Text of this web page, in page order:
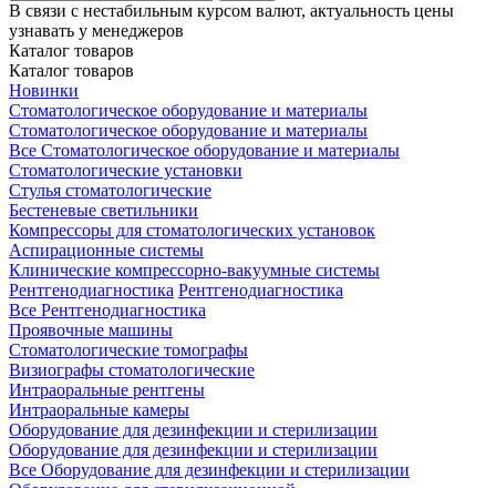
В связи с нестабильным курсом валют, актуальность цены
узнавать у менеджеров
Каталог товаров
Каталог товаров
Новинки
Стоматологическое оборудование и материалы
Стоматологическое оборудование и материалы
Все Стоматологическое оборудование и материалы
Стоматологические установки
Стулья стоматологические
Бестеневые светильники
Компрессоры для стоматологических установок
Аспирационные системы
Клинические компрессорно-вакуумные системы
Рентгенодиагностика Рентгенодиагностика
Все Рентгенодиагностика
Проявочные машины
Стоматологические томографы
Визиографы стоматологические
Интраоральные рентгены
Интраоральные камеры
Оборудование для дезинфекции и стерилизации
Оборудование для дезинфекции и стерилизации
Все Оборудование для дезинфекции и стерилизации